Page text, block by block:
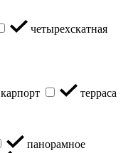
четырехскатная
карпорт
терраса
панорамное